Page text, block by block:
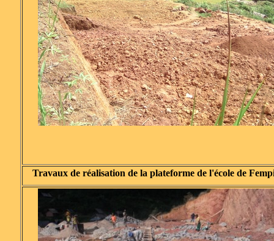
Travaux de réalisation de la plateforme de l'école de